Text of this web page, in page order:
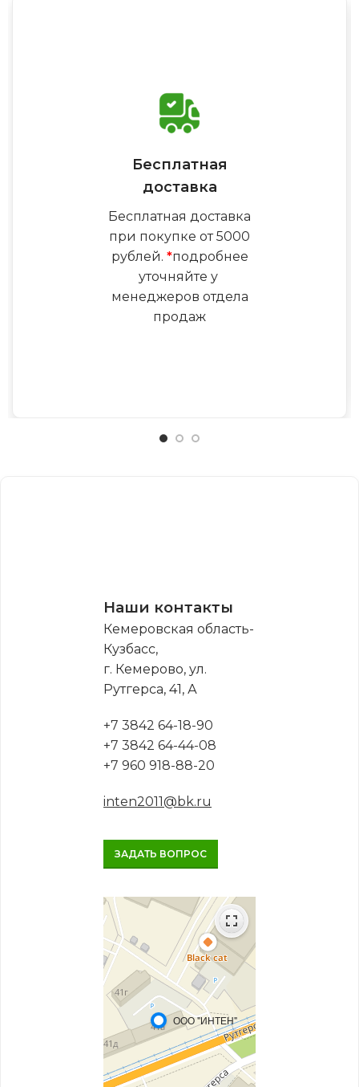
Бесплатная
доставка
Бесплатная доставка
при покупке от 5000
рублей. *подробнее
уточняйте у
менеджеров отдела
продаж
Наши контакты
Кемеровская область-
Кузбасс,
г. Кемерово, ул.
Рутгерса, 41, А
+7 3842 64-18-90
+7 3842 64-44-08
+7 960 918-88-20
inten2011@bk.ru
ЗАДАТЬ ВОПРОС